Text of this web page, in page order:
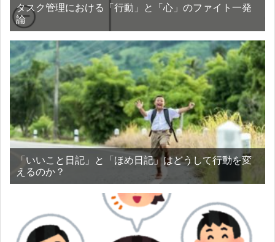
タスク管理における「行動」と「心」のファイト一発
論
「いいこと日記」と「ほめ日記」はどうして行動を変
えるのか？